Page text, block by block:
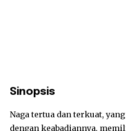
Sinopsis
Naga tertua dan terkuat,
dengan keabadiannya,